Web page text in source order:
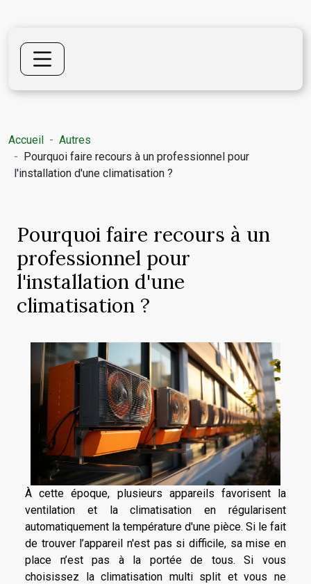
Accueil
Autres
Pourquoi faire recours à un professionnel pour
l'installation d'une climatisation ?
Pourquoi faire recours à un
professionnel pour
l'installation d'une
climatisation ?
À cette époque, plusieurs appareils favorisent la
ventilation et la climatisation en régularisent
automatiquement la température d'une pièce. Si le fait
de trouver l’appareil n'est pas si difficile, sa mise en
place n’est pas à la portée de tous. Si vous
choisissez la climatisation multi split et vous ne